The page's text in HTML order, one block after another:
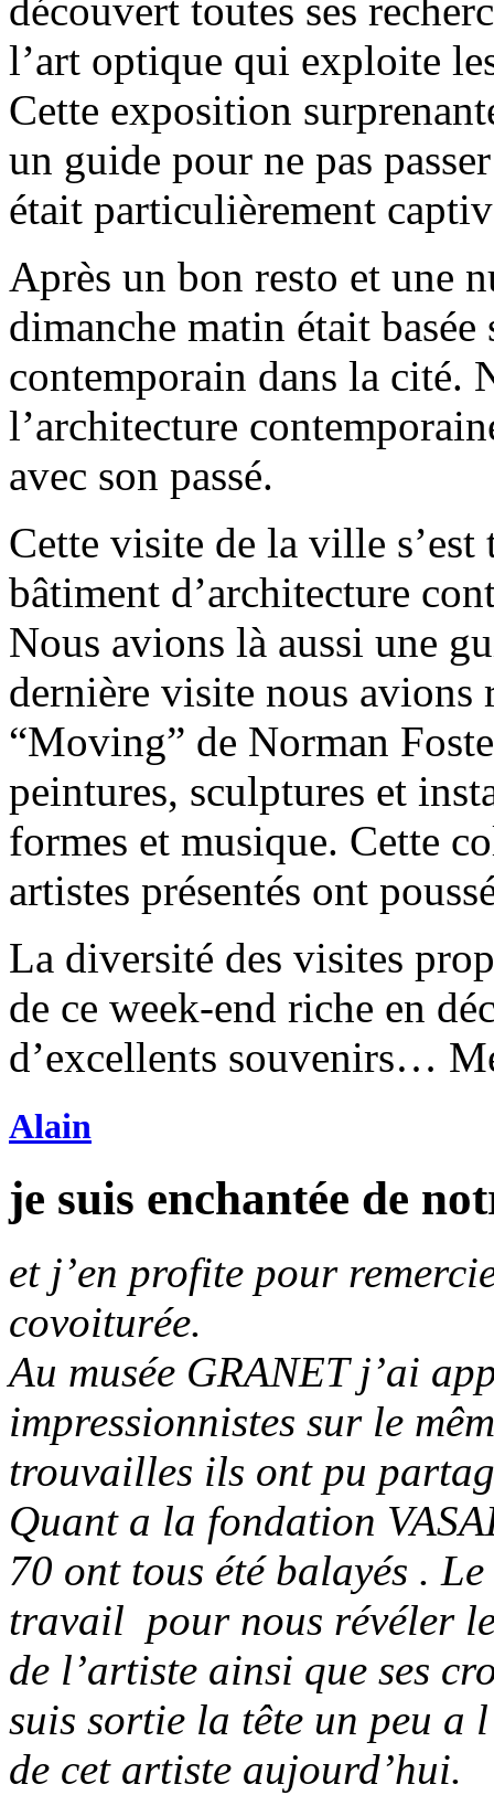
découvert toutes ses
l’art optique qui exploite
Cette exposition
un guide pour ne pas
était particulièrement
Après un bon resto et une
dimanche matin était basée
contemporain dans la cité.
l’architecture
avec son passé.
Cette visite de la ville
bâtiment d’architecture
Nous avions là aussi une
dernière visite nous avions
“Moving” de Norman
peintures, sculptures et
formes et musique. Cette
artistes présentés ont
La diversité des visites
de ce week-end riche en
d’excellents souvenirs…
Alain
je suis enchantée de
et j’en profite pour
covoiturée.
Au musée GRANET j’ai
impressionnistes sur le
trouvailles ils ont pu
Quant a la fondation
70 ont tous été balayés .
travail pour nous révéler
de l’artiste ainsi que ses
suis sortie la tête un peu a
de cet artiste aujourd’hui.